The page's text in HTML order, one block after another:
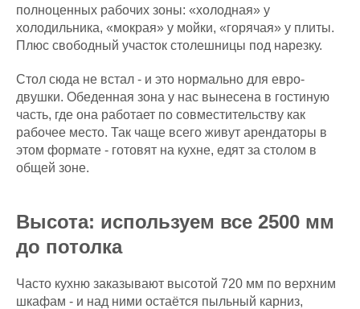
полноценных рабочих зоны: «холодная» у
холодильника, «мокрая» у мойки, «горячая» у плиты.
Плюс свободный участок столешницы под нарезку.
Стол сюда не встал - и это нормально для евро-
двушки. Обеденная зона у нас вынесена в гостиную
часть, где она работает по совместительству как
рабочее место. Так чаще всего живут арендаторы в
этом формате - готовят на кухне, едят за столом в
общей зоне.
Высота: используем все 2500 мм
до потолка
Часто кухню заказывают высотой 720 мм по верхним
шкафам - и над ними остаётся пыльный карниз,